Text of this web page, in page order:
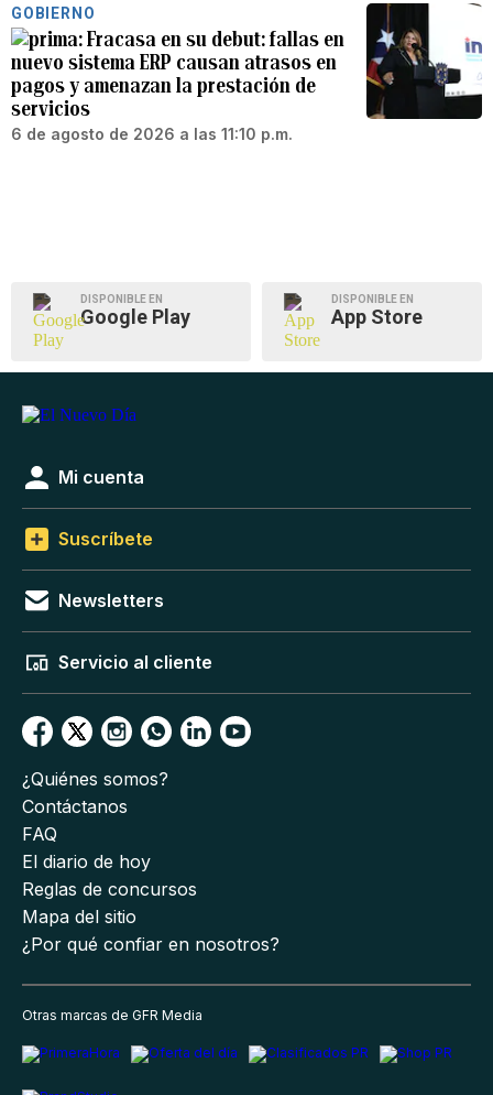
GOBIERNO
Fracasa en su debut: fallas en
nuevo sistema ERP causan atrasos en
pagos y amenazan la prestación de
servicios
6 de agosto de 2026 a las 11:10 p.m.
DISPONIBLE EN
Google Play
DISPONIBLE EN
App Store
Mi cuenta
Suscríbete
Newsletters
Servicio al cliente
¿Quiénes somos?
Contáctanos
FAQ
El diario de hoy
Reglas de concursos
Mapa del sitio
¿Por qué confiar en nosotros?
Otras marcas de GFR Media